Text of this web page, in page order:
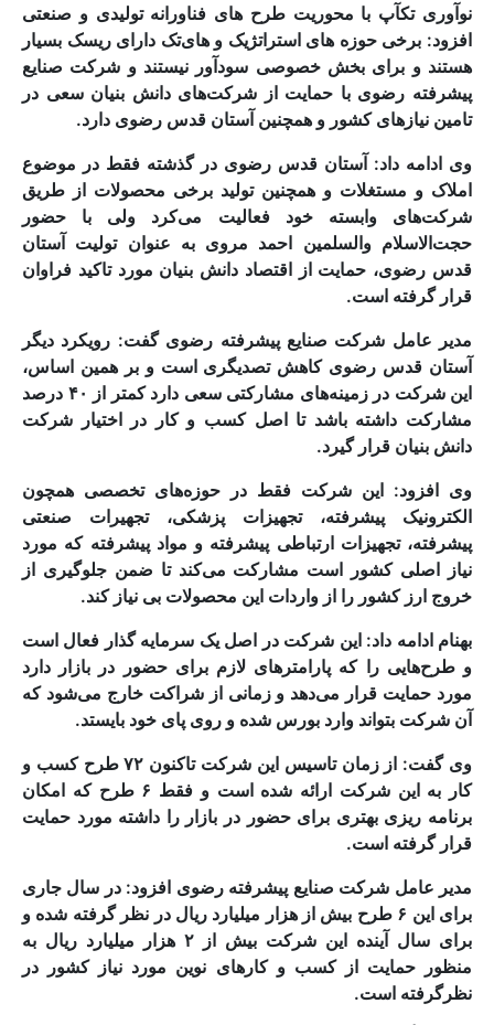
نوآوری تکآپ با محوریت طرح های فناورانه تولیدی و صنعتی
افزود: برخی حوزه های استراتژیک و های‌تک دارای ریسک‌ بسیار
هستند و برای بخش خصوصی سودآور نیستند و شرکت صنایع
پیشرفته رضوی با حمایت از شرکت‌های دانش بنیان سعی در
تامین نیازهای کشور و همچنین آستان قدس رضوی دارد.
وی ادامه داد: آستان قدس رضوی در گذشته فقط در موضوع
املاک و مستغلات و همچنین تولید برخی محصولات از طریق
شرکت‌های وابسته خود فعالیت می‌کرد ولی با حضور
حجت‌الاسلام والسلمین احمد مروی به عنوان تولیت آستان
قدس رضوی، حمایت از اقتصاد دانش بنیان مورد تاکید فراوان
قرار گرفته است.
مدیر عامل شرکت صنایع پیشرفته رضوی گفت: رویکرد دیگر
آستان قدس رضوی کاهش تصدیگری است و بر همین اساس،
این شرکت در زمینه‌های مشارکتی سعی دارد کمتر از ۴۰ درصد
مشارکت داشته باشد تا اصل کسب و کار در اختیار شرکت
دانش بنیان قرار گیرد.
وی افزود: این شرکت فقط در حوزه‌های تخصصی همچون
الکترونیک پیشرفته، تجهیزات پزشکی، تجهیرات صنعتی
پیشرفته، تجهیزات ارتباطی پیشرفته و مواد پیشرفته که مورد
نیاز اصلی کشور است مشارکت می‌کند تا ضمن جلوگیری از
خروج ارز کشور را از واردات این محصولات بی نیاز کند.
بهنام ادامه داد: این شرکت در اصل یک سرمایه گذار فعال است
و طرح‌هایی را که پارامترهای لازم برای حضور در بازار دارد
مورد حمایت قرار می‌دهد و زمانی از شراکت خارج می‌شود که
آن شرکت بتواند وارد بورس شده و روی پای خود بایستد.
وی گفت: از زمان تاسیس این شرکت تاکنون ۷۲ طرح کسب و
کار به این شرکت ارائه شده است و فقط ۶ طرح که امکان
برنامه ریزی بهتری برای حضور در بازار را داشته مورد حمایت
قرار گرفته است.
مدیر عامل شرکت صنایع پیشرفته رضوی افزود: در سال جاری
برای این ۶ طرح بیش از هزار میلیارد ریال در نظر گرفته شده و
برای سال آینده این شرکت بیش از ۲ هزار میلیارد ریال به
منظور حمایت از کسب و کارهای نوین مورد نیاز کشور در
نظرگرفته است.